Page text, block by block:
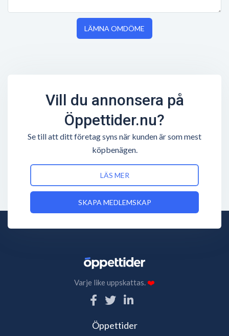
LÄMNA OMDÖME
Vill du annonsera på
Öppettider.nu?
Se till att ditt företag syns när kunden är som mest
köpbenägen.
LÄS MER
SKAPA MEDLEMSKAP
Varje like uppskattas.❤️
Öppettider